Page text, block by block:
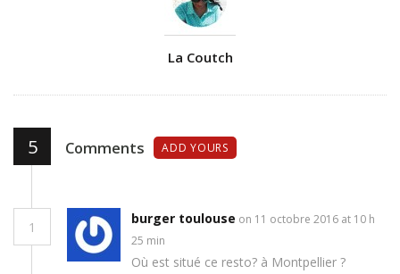
La Coutch
5 Comments ADD YOURS
1
burger toulouse on 11 octobre 2016 at 10 h
25 min
Où est situé ce resto? à Montpellier ?